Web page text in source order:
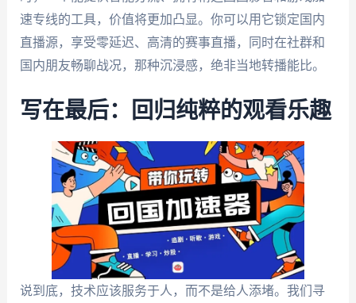
速专线的工具，价值将更加凸显。你可以用它锁定国内
直播源，享受零延迟、高清的赛事直播，同时在社群和
国内朋友畅聊战况，那种沉浸感，绝非当地转播能比。
写在最后：回归纯粹的观看乐趣
说到底，技术应该服务于人，而不是给人添堵。我们寻